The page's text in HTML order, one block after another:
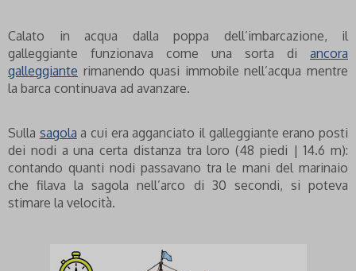
Calato in acqua dalla poppa dell’imbarcazione, il
galleggiante funzionava come una sorta di ancora
galleggiante rimanendo quasi immobile nell’acqua mentre
la barca continuava ad avanzare.
Sulla sagola a cui era agganciato il galleggiante erano posti
dei nodi a una certa distanza tra loro (48 piedi | 14.6 m):
contando quanti nodi passavano tra le mani del marinaio
che filava la sagola nell’arco di 30 secondi, si poteva
stimare la velocità.